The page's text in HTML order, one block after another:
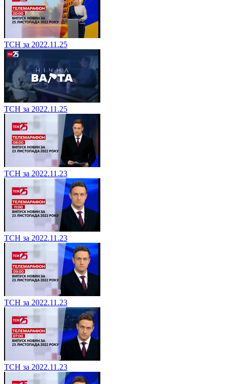
ТСН за 2022.11.25
ТСН за 2022.11.25
ТСН за 2022.11.23
ТСН за 2022.11.23
ТСН за 2022.11.23
ТСН за 2022.11.23